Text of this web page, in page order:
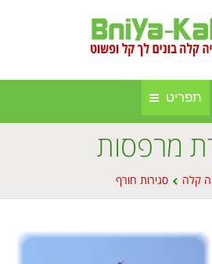
תפריט
קלה ומתועשת
מרפסות
קלה סגירות חורף